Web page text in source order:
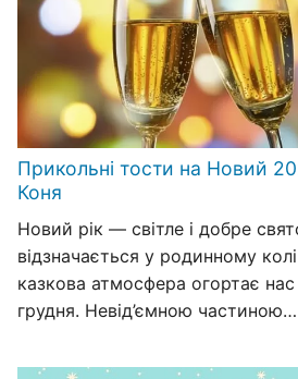
Прикольні тости на Новий
Коня
Новий рік — світле і добре
відзначається у родинному
казкова атмосфера огортає
грудня. Невід’ємною частиною…